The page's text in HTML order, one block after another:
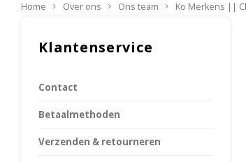
Home Over ons Ons team Ko Merkens ||
Klantenservice
Contact
Betaalmethoden
Verzenden & retourneren